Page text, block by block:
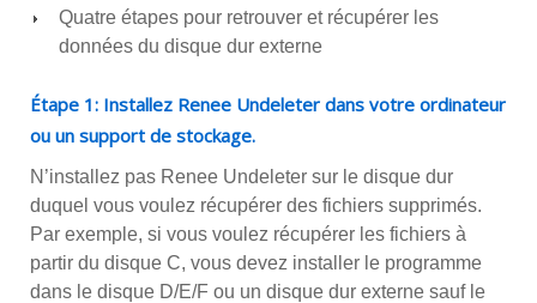
Quatre étapes pour retrouver et récupérer les
données du disque dur externe
Étape 1: Installez Renee Undeleter dans votre ordinateur
ou un support de stockage.
N’installez pas Renee Undeleter sur le disque dur
duquel vous voulez récupérer des fichiers supprimés.
Par exemple, si vous voulez récupérer les fichiers à
partir du disque C, vous devez installer le programme
dans le disque D/E/F ou un disque dur externe sauf le